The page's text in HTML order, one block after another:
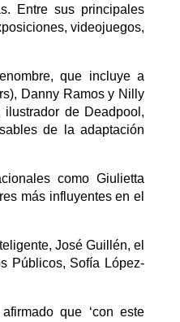
Entre sus principales
videojuegos,
que incluye a
Danny Ramos y Nilly
de Deadpool,
de la adaptación
como Giulietta
más influyentes en el
José Guillén, el
Públicos, Sofía López-
que ‘con este